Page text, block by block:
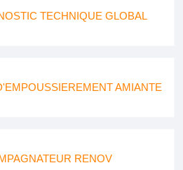
TECHNIQUE GLOBAL
AMIANTE
RENOV